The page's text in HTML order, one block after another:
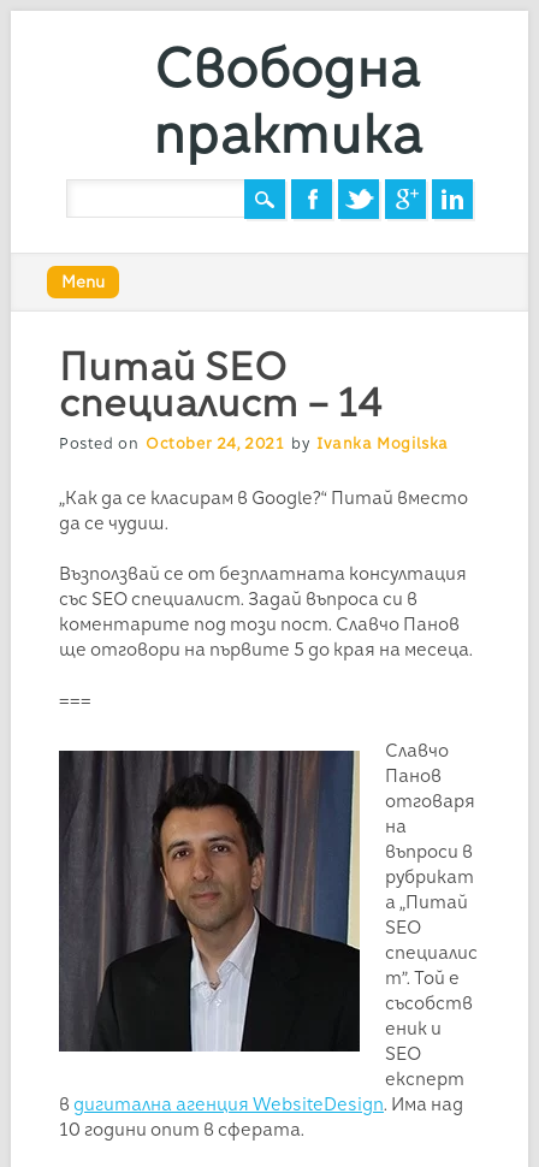
Свободна
практика
Main menu
content
Menu
Питай SEO
специалист – 14
Posted on October 24, 2021 by Ivanka Mogilska
„Как да се класирам в Google?“ Питай вместо
да се чудиш.
Възползвай се от безплатната консултация
със SEO специалист. Задай въпроса си в
коментарите под този пост. Славчо Панов
ще отговори на първите 5 до края на месеца.
===
Славчо
Панов
отговаря
на
въпроси в
рубрикат
а „Питай
SEO
специалис
т”. Той е
съсобств
еник и
SEO
експерт
в дигитална агенция WebsiteDesign. Има над
10 години опит в сферата.